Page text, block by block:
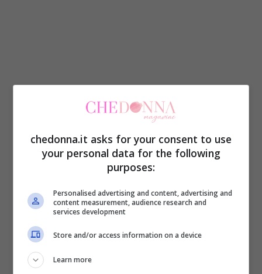
chedonna.it asks for your consent to use
your personal data for the following
purposes:
Personalised advertising and content, advertising and
content measurement, audience research and
services development
Store and/or access information on a device
Learn more